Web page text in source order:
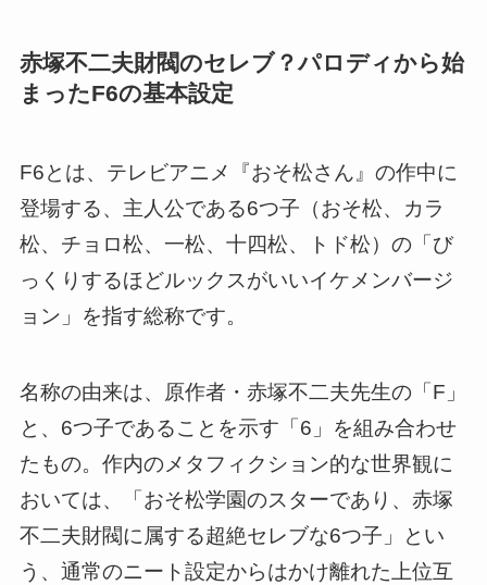
赤塚不二夫財閥のセレブ？パロディから始
まったF6の基本設定
F6とは、テレビアニメ『おそ松さん』の作中に
登場する、主人公である6つ子（おそ松、カラ
松、チョロ松、一松、十四松、トド松）の「び
っくりするほどルックスがいいイケメンバージ
ョン」を指す総称です。
名称の由来は、原作者・赤塚不二夫先生の「F」
と、6つ子であることを示す「6」を組み合わせ
たもの。作内のメタフィクション的な世界観に
おいては、「おそ松学園のスターであり、赤塚
不二夫財閥に属する超絶セレブな6つ子」とい
う、通常のニート設定からはかけ離れた上位互